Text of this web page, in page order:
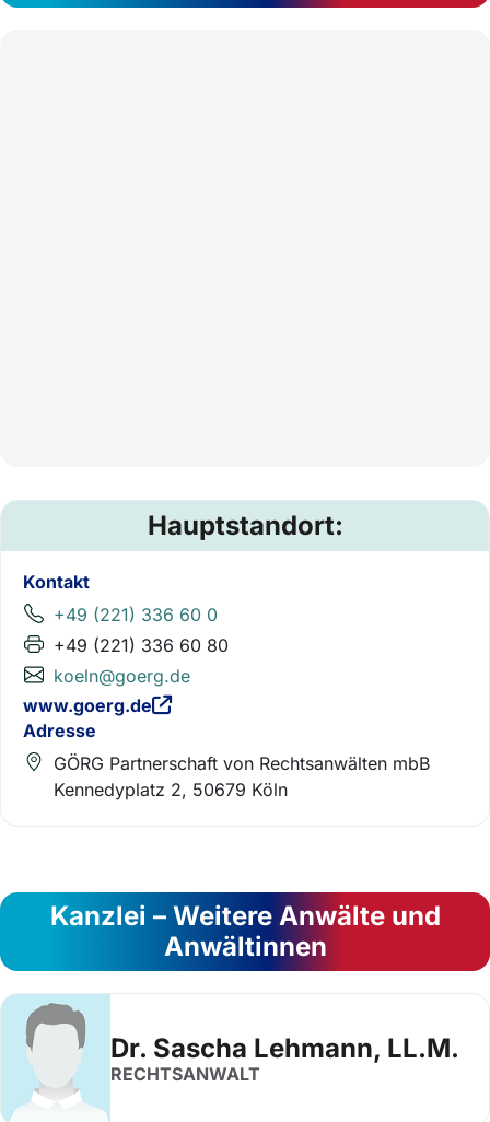
Hauptstandort:
Kontakt
+49 (221) 336 60 0
+49 (221) 336 60 80
koeln@goerg.de
www.goerg.de
Adresse
GÖRG Partnerschaft von Rechtsanwälten mbB
Kennedyplatz 2, 50679 Köln
Kanzlei – Weitere Anwälte und
Anwältinnen
Dr. Sascha Lehmann, LL.M.
RECHTSANWALT